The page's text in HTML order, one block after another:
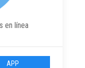
en línea
APP